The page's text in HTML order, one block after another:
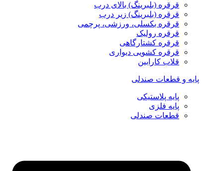
قرقره (بلبرینگ) بالای درب
قرقره (بلبرینگ) زیر درب
قرقره بکسلی، ورزشی، پرچمی
قرقره رولیک
قرقره کشتارگاهی
قرقره کشویی دیواری
قلاب کارابین
پایه و قطعات صندلی
پایه پلاستیکی
پایه فلزی
قطعات صندلی